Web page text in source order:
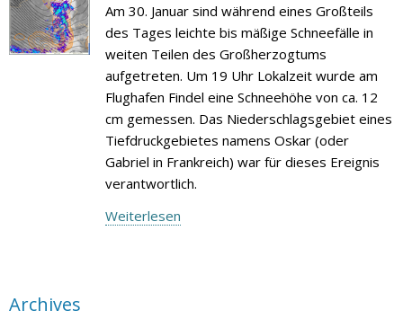
Am 30. Januar sind während eines Großteils
des Tages leichte bis mäßige Schneefälle in
weiten Teilen des Großherzogtums
aufgetreten. Um 19 Uhr Lokalzeit wurde am
Flughafen Findel eine Schneehöhe von ca. 12
cm gemessen. Das Niederschlagsgebiet eines
Tiefdruckgebietes namens Oskar (oder
Gabriel in Frankreich) war für dieses Ereignis
verantwortlich.
Weiterlesen
Archives